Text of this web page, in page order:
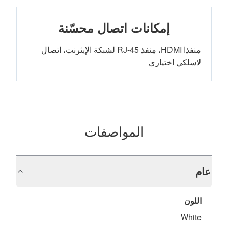
إمكانات اتصال محسّنة
منفذا HDMI، منفذ RJ-45 لشبكة الإيثرنت، اتصال
لاسلكي اختياري
المواصفات
عام
اللون
White